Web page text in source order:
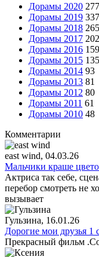
Дорамы 2020 277
Дорамы 2019 337
Дорамы 2018 265
Дорамы 2017 202
Дорамы 2016 159
Дорамы 2015 135
Дорамы 2014 93
Дорамы 2013 81
Дорамы 2012 80
Дорамы 2011 61
Дорамы 2010 48
Комментарии
east wind, 04.03.26
Мальчики краше
Актриса так себе,
перебор смотреть не
вызывает
Гульзина, 16.01.26
Дорогие мои друзья 1
Прекрасный фильм